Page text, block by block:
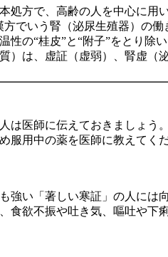
処方で、高齢の人を中心に用
方でいう腎（泌尿生殖器）の
性の“桂皮”と“附子”をとり除
）は、虚証（虚弱）、腎虚（
は医師に伝えておきましょう。
服用中の薬を医師に教えてくだ
強い「著しい寒証」の人には
食欲不振や吐き気、嘔吐や下